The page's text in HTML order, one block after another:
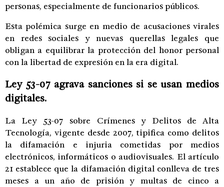
personas, especialmente de funcionarios públicos.
Esta polémica surge en medio de acusaciones virales
en redes sociales y nuevas querellas legales que
obligan a equilibrar la protección del honor personal
con la libertad de expresión en la era digital.
Ley 53-07 agrava sanciones si se usan medios
digitales.
La Ley 53-07 sobre Crímenes y Delitos de Alta
Tecnología, vigente desde 2007, tipifica como delitos
la difamación e injuria cometidas por medios
electrónicos, informáticos o audiovisuales. El artículo
21 establece que la difamación digital conlleva de tres
meses a un año de prisión y multas de cinco a